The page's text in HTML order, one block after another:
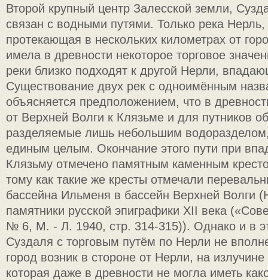
Второй крупный центр Залесской земли,
связан с водными путями. Только река
протекающая в нескольких километрах от
имела в древности некоторое торговое
реки близко подходят к другой Нерли,
Существование двух рек с одноимённым
объясняется предположением, что в
от Верхней Волги к Клязьме и для путников
разделяемые лишь небольшим
единым целым. Окончание этого пути при
Клязьму отмечено памятным каменным
тому как такие же кресты отмечали
бассейна Ильменя в бассейн Верхней Волги
памятники русской эпиграфики XII века
№ 6, М. - Л. 1940, стр. 314-315)). Однако и в
Суздаля с торговым путём по Нерли не
город возник в стороне от Нерли, на
которая даже в древности не могла иметь